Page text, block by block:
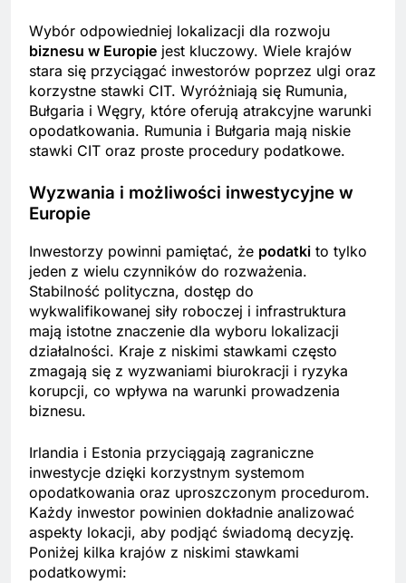
Wybór odpowiedniej lokalizacji dla rozwoju
biznesu w Europie jest kluczowy. Wiele krajów
stara się przyciągać inwestorów poprzez ulgi oraz
korzystne stawki CIT. Wyróżniają się Rumunia,
Bułgaria i Węgry, które oferują atrakcyjne warunki
opodatkowania. Rumunia i Bułgaria mają niskie
stawki CIT oraz proste procedury podatkowe.
Wyzwania i możliwości inwestycyjne w
Europie
Inwestorzy powinni pamiętać, że podatki to tylko
jeden z wielu czynników do rozważenia.
Stabilność polityczna, dostęp do
wykwalifikowanej siły roboczej i infrastruktura
mają istotne znaczenie dla wyboru lokalizacji
działalności. Kraje z niskimi stawkami często
zmagają się z wyzwaniami biurokracji i ryzyka
korupcji, co wpływa na warunki prowadzenia
biznesu.
Irlandia i Estonia przyciągają zagraniczne
inwestycje dzięki korzystnym systemom
opodatkowania oraz uproszczonym procedurom.
Każdy inwestor powinien dokładnie analizować
aspekty lokacji, aby podjąć świadomą decyzję.
Poniżej kilka krajów z niskimi stawkami
podatkowymi: